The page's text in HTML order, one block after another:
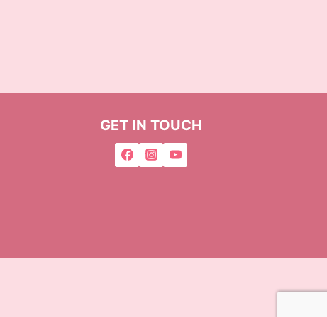
GET IN TOUCH